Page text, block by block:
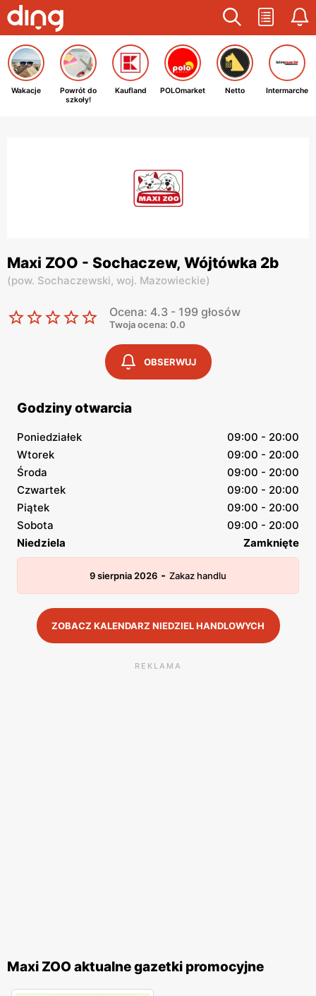
Wakacje
Powrót do
szkoły!
Kaufland POLOmarket Netto Intermarche
Maxi ZOO - Sochaczew, Wójtówka 2b
(pow. Sochaczewski, woj. Mazowieckie)
Ocena: 4.3 - 199 głosów
Twoja ocena: 0.0
OBSERWUJ
Godziny otwarcia
Poniedziałek
09:00 - 20:00
Wtorek
09:00 - 20:00
Środa
09:00 - 20:00
Czwartek
09:00 - 20:00
Piątek
09:00 - 20:00
Sobota
09:00 - 20:00
Niedziela
Zamknięte
9 sierpnia 2026 - Zakaz handlu
ZOBACZ KALENDARZ NIEDZIEL HANDLOWYCH
REKLAMA
Maxi ZOO aktualne gazetki promocyjne